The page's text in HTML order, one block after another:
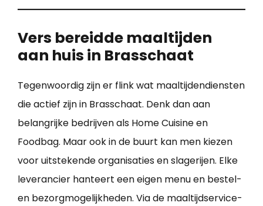
Vers bereidde maaltijden
aan huis in Brasschaat
Tegenwoordig zijn er flink wat maaltijdendiensten
die actief zijn in Brasschaat. Denk dan aan
belangrijke bedrijven als Home Cuisine en
Foodbag. Maar ook in de buurt kan men kiezen
voor uitstekende organisaties en slagerijen. Elke
leverancier hanteert een eigen menu en bestel-
en bezorgmogelijkheden. Via de maaltijdservice-